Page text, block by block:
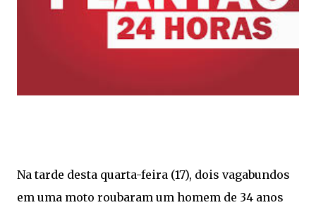
Na tarde desta quarta-feira (17), dois vagabundos
em uma moto roubaram um homem de 34 anos